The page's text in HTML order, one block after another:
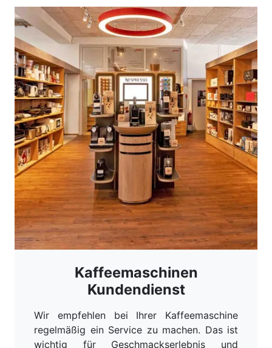
Kaffeemaschinen
Kundendienst
Wir empfehlen bei Ihrer Kaffeemaschine
regelmäßig ein Service zu machen. Das ist
wichtig für Geschmackserlebnis und